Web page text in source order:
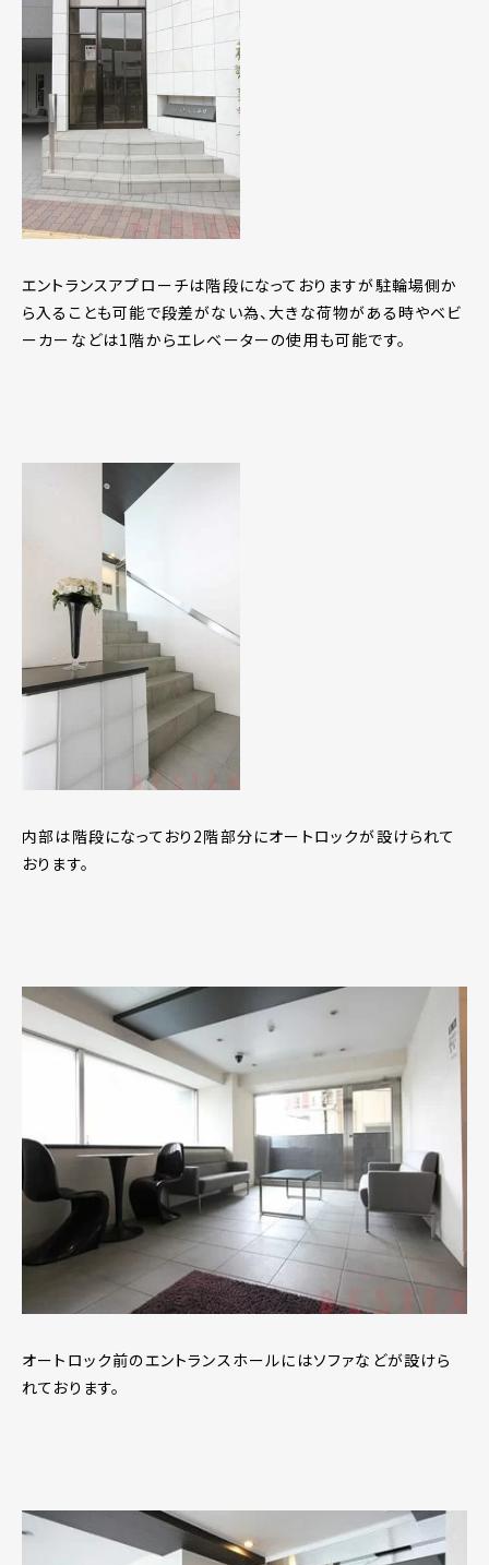
エントランスアプローチは階段になっておりますが駐輪場側か
ら入ることも可能で段差がない為、大きな荷物がある時やベビ
ーカーなどは1階からエレベーターの使用も可能です。
内部は階段になっており2階部分にオートロックが設けられて
おります。
オートロック前のエントランスホールにはソファなどが設けら
れております。